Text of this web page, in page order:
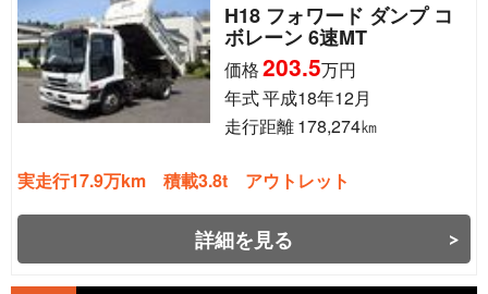
H18 フォワード ダンプ コ
ボレーン 6速MT
価格203.5万円
年式平成18年12月
走行距離178,274㎞
実走行17.9万km 積載3.8t アウトレット
詳細を見る